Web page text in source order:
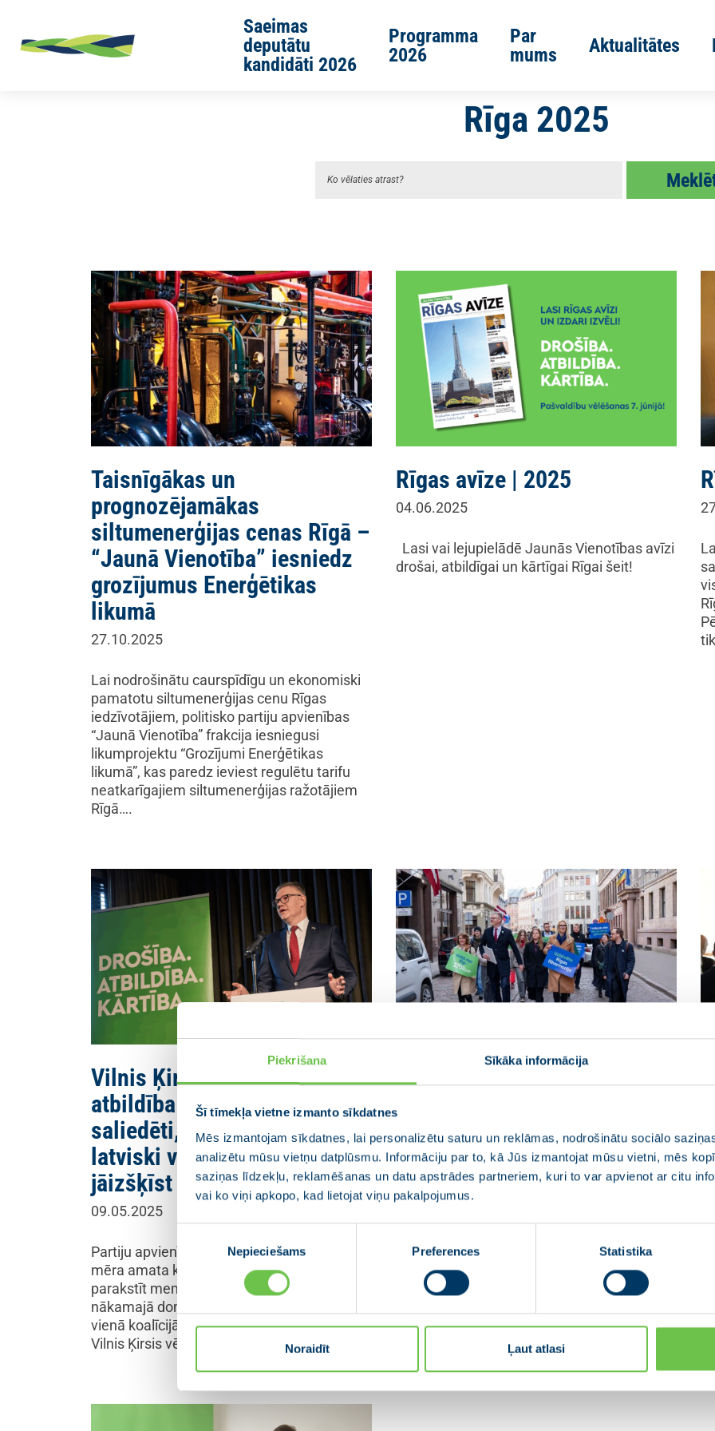
Piekrišana Sīkāka informācija
Šī tīmekļa vietne izmanto sīkdatnes
Mēs izmantojam sīkdatnes, lai personalizētu saturu un reklāmas, nodrošinātu sociālo
analizētu mūsu vietņu datplūsmu. Informāciju par to, kā Jūs izmantojat mūsu vietni, mēs
saziņas līdzekļu, reklamēšanas un datu apstrādes partneriem, kuri to var apvienot ar citu
vai ko viņi apkopo, kad lietojat viņu pakalpojumus.
izvēle
Nepieciešams Preferences Statistika
Noraidīt Ļaut atlasi
Saeimas
deputātu
kandidāti 2026
Programma
2026
Par
mums
Aktualitātes
Rīga 2025
Taisnīgākas un
prognozējamākas
siltumenerģijas cenas Rīgā –
“Jaunā Vienotība” iesniedz
grozījumus Enerģētikas
likumā
27.10.2025
Lai nodrošinātu caurspīdīgu un ekonomiski
pamatotu siltumenerģijas cenu Rīgas
iedzīvotājiem, politisko partiju apvienības
“Jaunā Vienotība” frakcija iesniegusi
likumprojektu “Grozījumi Enerģētikas
likumā”, kas paredz ieviest regulētu tarifu
neatkarīgajiem siltumenerģijas ražotājiem
Rīgā….
Rīgas avīze | 2025
04.06.2025
Lasi vai lejupielādē Jaunās Vienotības avīzi
drošai, atbildīgai un kārtīgai Rīgai šeit!
Vilnis Ķirsis: Rīga ir mūsu
atbildība – mums jārīkojas
saliedēti, valstiski un ar
latviski vēsu prātu, nevis
jāizšķīst sīkos ķīviņos
09.05.2025
Partiju apvienības Jaunā VIENOTĪBA Rīgas
mēra amata kandidāts Vilnis Ķirsis piekritis
parakstīt memorandu, kurā apņemas, ka
nākamajā domes sasaukumā nestrādās
vienā koalīcijā ar Šlesera partiju. Rīgas mērs
Vilnis Ķirsis vērsies…
Jaunā VIENOTĪBA iesniedz
Rīgas sarakstu pašvaldību
vēlēšanās
04.04.2025
4. aprīlī sarakstu Rīgas vēlēšanu komisijā
Vilnis Ķirsis, vienkopus pulcējot lielāko daļu
Rīgas saraksta kandidātu simboliskā gājienā
no Bastejkalna līdz vēlēšanu…